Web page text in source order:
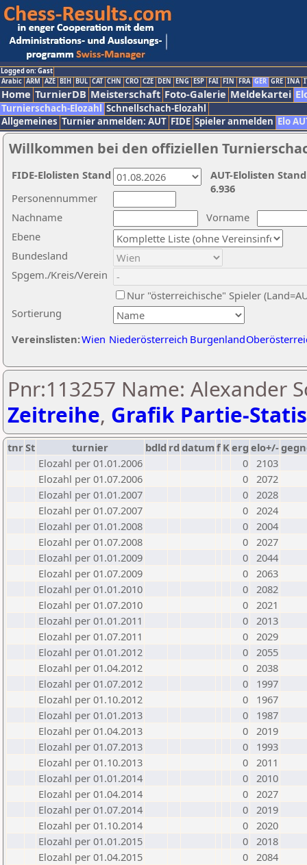
Logged on: Gast
Arabic ARM AZE BIH BUL CAT CHN CRO CZE DEN ENG ESP FAI FIN FRA GER GRE INA
Home TurnierDB Meisterschaft Foto-Galerie Meldekartei
Turnierschach-Elozahl Schnellschach-Elozahl
Allgemeines Turnier anmelden: AUT FIDE Spieler anmelden Elo
Willkommen bei den offiziellen
Nachname
Vorname
Ebene
Sortierung
Personennummer
Bundesland
Spgem./Kreis/Verein
Nur "österreichische" Spieler
Vereinslisten:Wien Niederösterreich Burgenland
AUT-Elolisten
6.936
FIDE-Elolisten Stand
Pnr:113257 Name: Alexander
Zeitreihe, Grafik Partie-
tnrSt turnier bdld rd datumf Kerg elo+/-
Elozahl per 01.01.2006
0 2103
Elozahl per 01.07.2006
0 2072
Elozahl per 01.01.2007
0 2028
Elozahl per 01.07.2007
0 2024
Elozahl per 01.01.2008
0 2004
Elozahl per 01.07.2008
0 2027
Elozahl per 01.01.2009
0 2044
Elozahl per 01.07.2009
0 2063
Elozahl per 01.01.2010
0 2082
Elozahl per 01.07.2010
0 2021
Elozahl per 01.01.2011
0 2013
Elozahl per 01.07.2011
0 2029
Elozahl per 01.01.2012
0 2055
Elozahl per 01.04.2012
0 2038
Elozahl per 01.07.2012
0
1997
Elozahl per 01.10.2012
0
1967
Elozahl per 01.01.2013
0
1987
Elozahl per 01.04.2013
0 2019
Elozahl per 01.07.2013
0
1993
Elozahl per 01.10.2013
0 2011
Elozahl per 01.01.2014
0 2010
Elozahl per 01.04.2014
0 2027
Elozahl per 01.07.2014
0 2019
Elozahl per 01.10.2014
0 2020
Elozahl per 01.01.2015
0 2018
Elozahl per 01.04.2015
0 2084